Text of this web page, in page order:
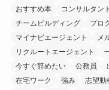
おすすめ本
コンサルタント
チームビルディング
プロ
マイナビエージェント
メ
リクルートエージェント
今すぐ辞めたい
公務員
在宅ワーク
強み 志望動